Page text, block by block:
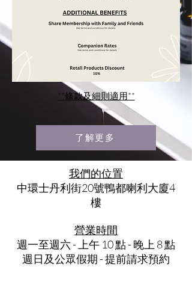
**條款及細則適用**
了解更多
我們的位置
中環士丹利街20號鴨都喇利大廈4
樓
營業時間
週一至週六 - 上午 10 點 - 晚上 8 點
週日及公眾假期 - 提前請求預約